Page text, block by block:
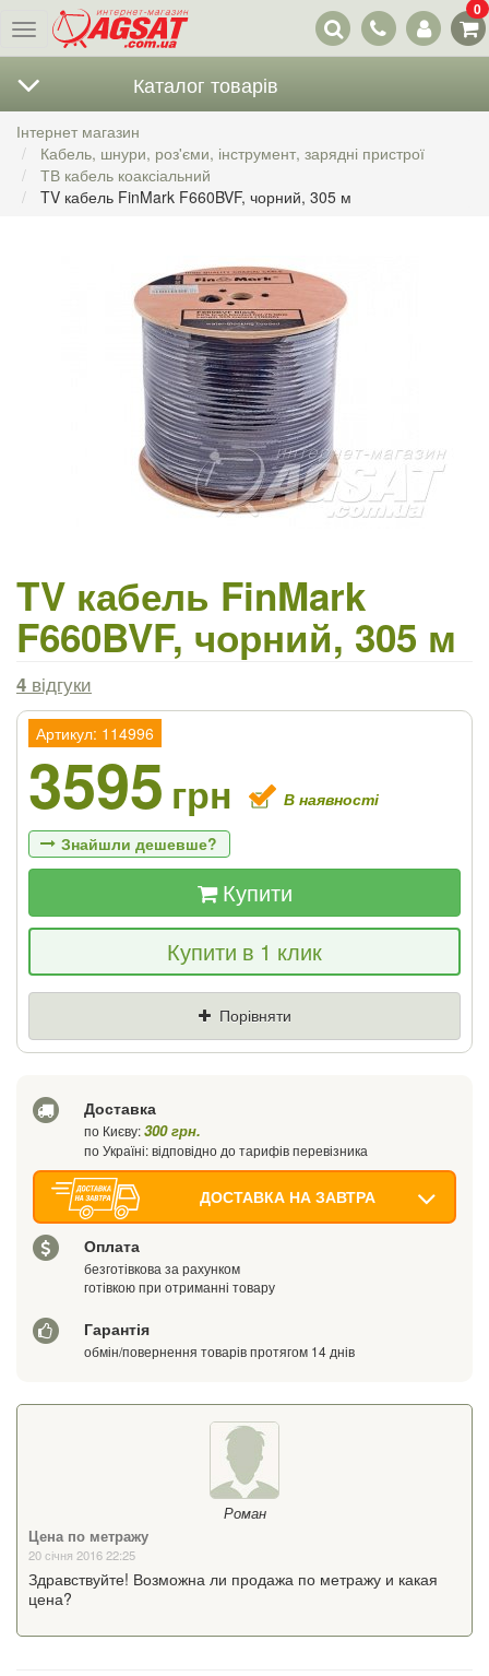
Меню
Наші
контакти
0
Каталог товарів
Інтернет магазин
Кабель, шнури, роз'єми, інструмент, зарядні пристрої
ТВ кабель коаксіальний
TV кабель FinMark F660BVF, чорний, 305 м
TV кабель FinMark
F660BVF, чорний, 305 м
4 відгуки
Артикул: 114996
3595 грн В наявності
Знайшли дешевше?
Якщо Ви знайдете товар дешевше - ми
знизимо ціну і подаруємо % від різниці
Купити
Купити в 1 клик
Порівняти
Доставка
по Києву:300 грн.
по Україні: відповідно до тарифів перевізника
ДОСТАВКА НА ЗАВТРА
Оплата
безготівкова за рахунком
готівкою при отриманні товару
Гарантія
обмін/повернення товарів протягом 14 днів
Роман
Цена по метражу
20 січня 2016 22:25
Здравствуйте! Возможна ли продажа по метражу и какая
цена?